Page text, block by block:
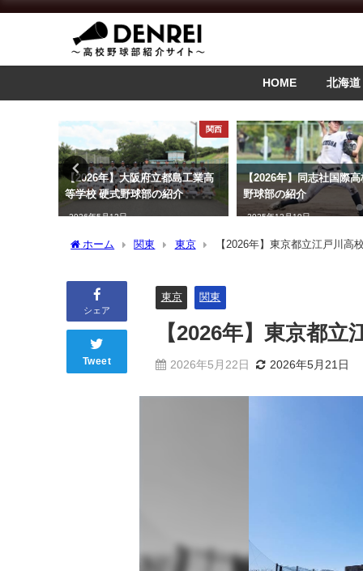
HOME 北海
関西
【2026年】大阪府立都島工業高
等学校 硬式野球部の紹介
2026年5月12日
【2026年】同志社国際
野球部の紹介
2025年12月19日
ホーム 関東 東京 【2026年】東京都立江戸川高
シェア
Tweet
東京 関東
【2026年】東京都
2026年5月22日 2026年5月21日